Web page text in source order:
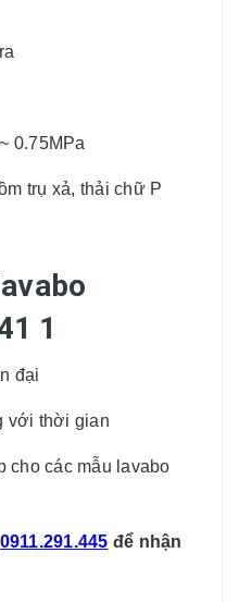
0.75MPa
trụ xả, thải chữ P
1
đại
với thời gian
cho các mẫu lavabo
0911.291.445 để nhận